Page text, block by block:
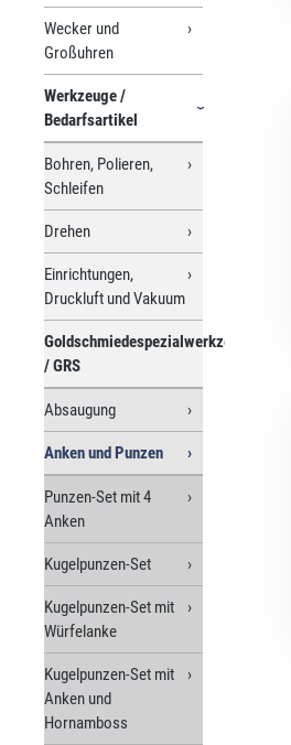
Wecker und
Großuhren
Werkzeuge /
Bedarfsartikel
Bohren, Polieren,
Schleifen
Drehen
Einrichtungen,
Druckluft und Vakuum
Goldschmiedespezialwerkzeuge
/ GRS
Absaugung
Anken und Punzen
Punzen-Set mit 4
Anken
Kugelpunzen-Set
Kugelpunzen-Set mit
Würfelanke
Kugelpunzen-Set mit
Anken und
Hornamboss